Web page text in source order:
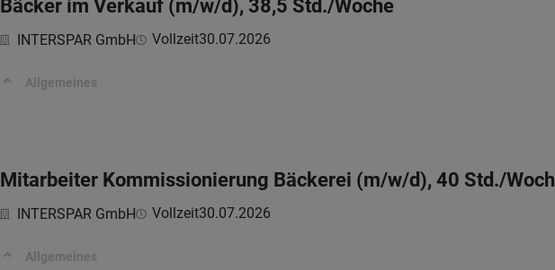
Bäcker im Verkauf (m/w/d), 38,5 Std./Woche
INTERSPAR GmbH Vollzeit30.07.2026
Allgemeines
Mitarbeiter Kommissionierung Bäckerei (m/w/d), 40 Std./
INTERSPAR GmbH Vollzeit30.07.2026
Allgemeines